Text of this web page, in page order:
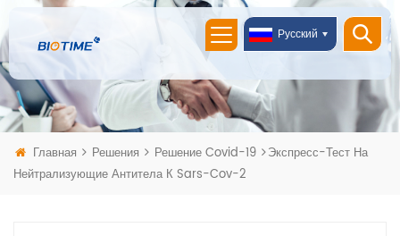
Русский
Главная Решения Решение Covid-19
Экспресс-Тест На
Нейтрализующие Антитела К Sars-Cov-2